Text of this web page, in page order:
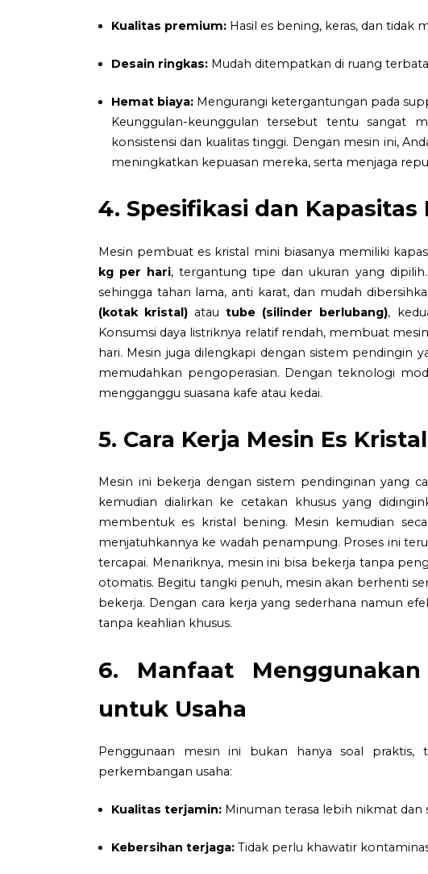
Kualitas premium: Hasil es bening, keras, dan tidak
Desain ringkas: Mudah ditempatkan di ruang
Hemat biaya: Mengurangi ketergantungan pada
Keunggulan-keunggulan tersebut tentu sangat
konsistensi dan kualitas tinggi. Dengan mesin ini,
meningkatkan kepuasan mereka, serta menjaga
4. Spesifikasi dan Kapasitas
Mesin pembuat es kristal mini biasanya memiliki
kg per hari, tergantung tipe dan ukuran yang
sehingga tahan lama, anti karat, dan mudah
(kotak kristal) atautube (silinder berlubang),
Konsumsi daya listriknya relatif rendah, membuat
hari. Mesin juga dilengkapi dengan sistem pendingin
memudahkan pengoperasian. Dengan teknologi
mengganggu suasana kafe atau kedai.
5. Cara Kerja Mesin Es
Mesin ini bekerja dengan sistem pendinginan yang
kemudian dialirkan ke cetakan khusus yang
membentuk es kristal bening. Mesin kemudian
menjatuhkannya ke wadah penampung. Proses ini
tercapai. Menariknya, mesin ini bisa bekerja tanpa
otomatis. Begitu tangki penuh, mesin akan berhenti
bekerja. Dengan cara kerja yang sederhana namun
tanpa keahlian khusus.
6. Manfaat
untuk Usaha
Penggunaan mesin ini bukan hanya soal
perkembangan usaha:
Kualitas terjamin: Minuman terasa lebih nikmat dan
Kebersihan terjaga: Tidak perlu khawatir